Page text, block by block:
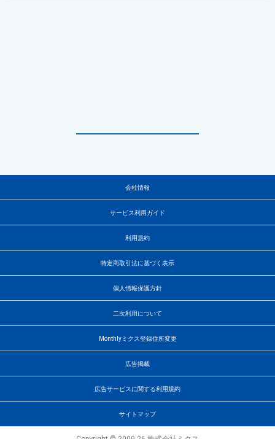
会社情報
サービス利用ガイド
利用規約
特定商取引法に基づく表示
個人情報保護方針
二次利用について
Monthlyミクス登録住所変更
広告掲載
広告サービスに関する利用規約
サイトマップ